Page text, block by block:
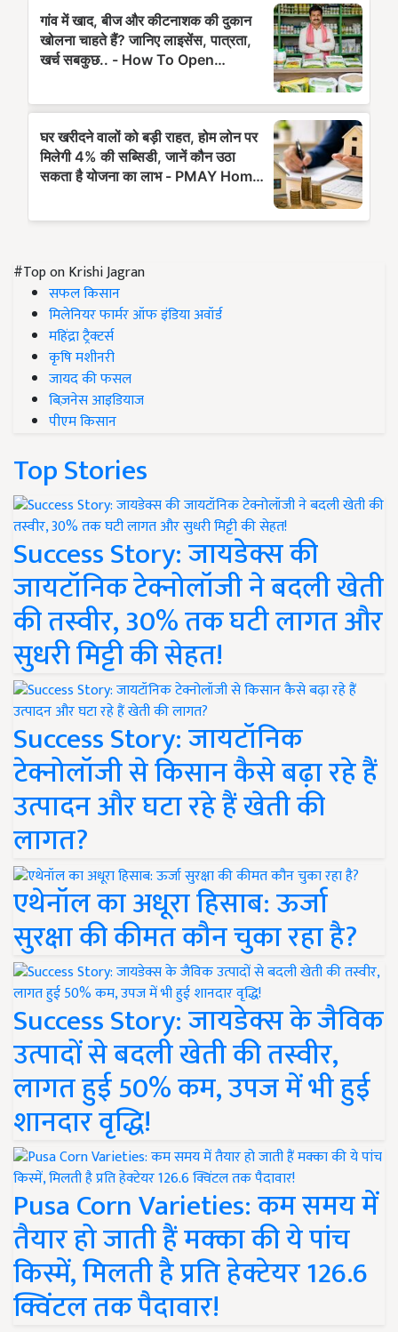
#Top on Krishi Jagran
सफल किसान
मिलेनियर फार्मर ऑफ इंडिया अवॉर्ड
महिंद्रा ट्रैक्टर्स
कृषि मशीनरी
जायद की फसल
बिज़नेस आइडियाज
पीएम किसान
Top Stories
Success Story: जायडेक्स की
जायटॉनिक टेक्नोलॉजी ने बदली खेती
की तस्वीर, 30% तक घटी लागत और
सुधरी मिट्टी की सेहत!
Success Story: जायटॉनिक
टेक्नोलॉजी से किसान कैसे बढ़ा रहे हैं
उत्पादन और घटा रहे हैं खेती की
लागत?
एथेनॉल का अधूरा हिसाब: ऊर्जा
सुरक्षा की कीमत कौन चुका रहा है?
Success Story: जायडेक्स के जैविक
उत्पादों से बदली खेती की तस्वीर,
लागत हुई 50% कम, उपज में भी हुई
शानदार वृद्धि!
Pusa Corn Varieties: कम समय में
तैयार हो जाती हैं मक्का की ये पांच
किस्में, मिलती है प्रति हेक्टेयर 126.6
क्विंटल तक पैदावार!